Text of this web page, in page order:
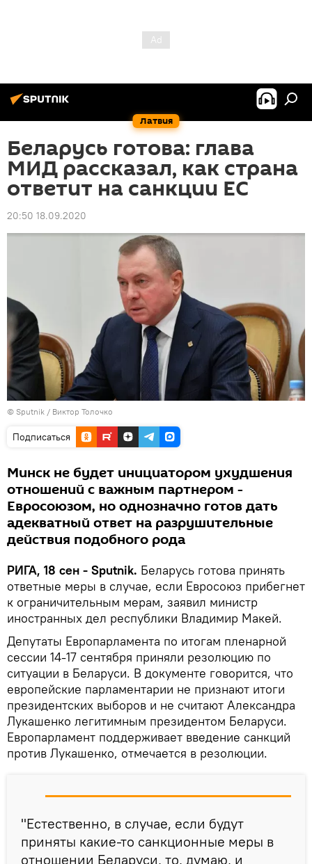
Латвия
Беларусь готова: глава
МИД рассказал, как страна
ответит на санкции ЕС
20:50 18.09.2020
© Sputnik / Виктор Толочко
Подписаться
Минск не будет инициатором ухудшения
отношений с важным партнером -
Евросоюзом, но однозначно готов дать
адекватный ответ на разрушительные
действия подобного рода
РИГА, 18 сен - Sputnik. Беларусь готова принять
ответные меры в случае, если Евросоюз прибегнет
к ограничительным мерам, заявил министр
иностранных дел республики Владимир Макей.
Депутаты Европарламента по итогам пленарной
сессии 14-17 сентября приняли резолюцию по
ситуации в Беларуси. В документе говорится, что
европейские парламентарии не признают итоги
президентских выборов и не считают Александра
Лукашенко легитимным президентом Беларуси.
Европарламент поддерживает введение санкций
против Лукашенко, отмечается в резолюции.
"Естественно, в случае, если будут
приняты какие-то санкционные меры в
отношении Беларуси, то, думаю, и